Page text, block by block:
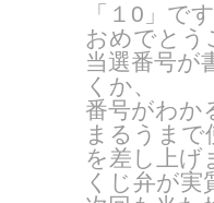
「１0」です
おめでとう
当選番号が
くか、
番号がわか
まるうまで
を差し上げ
くじ弁が実